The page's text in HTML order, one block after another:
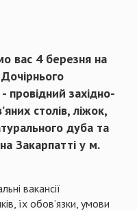
вас 4 березня на
провідний західно-
столів, ліжок,
дуба та
Закарпатті у м.
вакансії
їх обов’язки, умови